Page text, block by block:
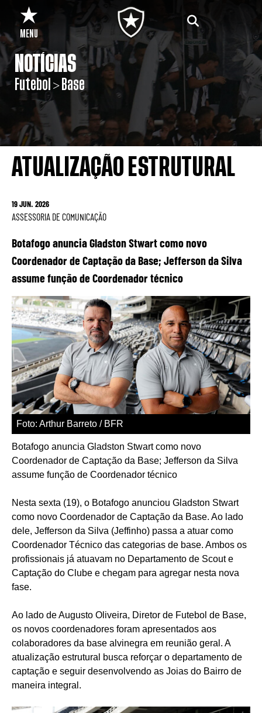
MENU
NOTÍCIAS
Futebol > Base
ATUALIZAÇÃO ESTRUTURAL
19 JUN. 2026
ASSESSORIA DE COMUNICAÇÃO
Botafogo anuncia Gladston Stwart como novo
Coordenador de Captação da Base; Jefferson da Silva
assume função de Coordenador técnico
Foto: Arthur Barreto / BFR
Botafogo anuncia Gladston Stwart como novo
Coordenador de Captação da Base; Jefferson da Silva
assume função de Coordenador técnico
Nesta sexta (19), o Botafogo anunciou Gladston Stwart
como novo Coordenador de Captação da Base. Ao lado
dele, Jefferson da Silva (Jeffinho) passa a atuar como
Coordenador Técnico das categorias de base. Ambos os
profissionais já atuavam no Departamento de Scout e
Captação do Clube e chegam para agregar nesta nova
fase.
Ao lado de Augusto Oliveira, Diretor de Futebol de Base,
os novos coordenadores foram apresentados aos
colaboradores da base alvinegra em reunião geral. A
atualização estrutural busca reforçar o departamento de
captação e seguir desenvolvendo as Joias do Bairro de
maneira integral.